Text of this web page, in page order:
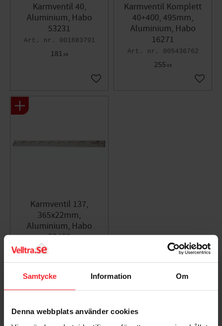
Samtycke Information Om
Denna webbplats använder cookies
Karmventil 40,
Aluminium, Habo
53231
001683791
181 KR
Lägg till i favoriter
Karmventil Komplett
40+400, 495mm,
Aluminium, Habo
16271
005436762
255 KR
Lägg
Karmventil 137,
365x22mm,
Aluminium, Habo
33407
Lägg till i favoriter